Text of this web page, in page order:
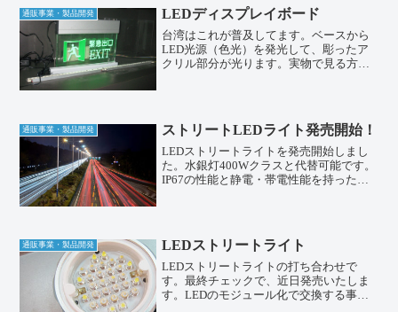
は、某大手航空機に採用されているＬＥ
Ｄダウンライトをラインナッ...
通販事業・製品開発 LEDディスプレイボード
台湾はこれが普及してます。ベースから
LED光源（色光）を発光して、彫ったア
クリル部分が光ります。実物で見る方が
連絡ください。
通販事業・製品開発 ストリートLEDライト発売開始！
LEDストリートライトを発売開始しまし
た。水銀灯400Wクラスと代替可能です。
IP67の性能と静電・帯電性能を持った、
街灯・駐車場灯：
通販事業・製品開発 LEDストリートライト
LEDストリートライトの打ち合わせで
す。最終チェックで、近日発売いたしま
す。LEDのモジュール化で交換する事に